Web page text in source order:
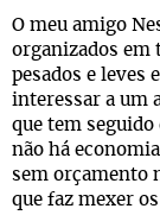
O meu amigo
organizados em
pesados e leves
interessar a um
que tem
não há
sem orçamento
que faz mexer